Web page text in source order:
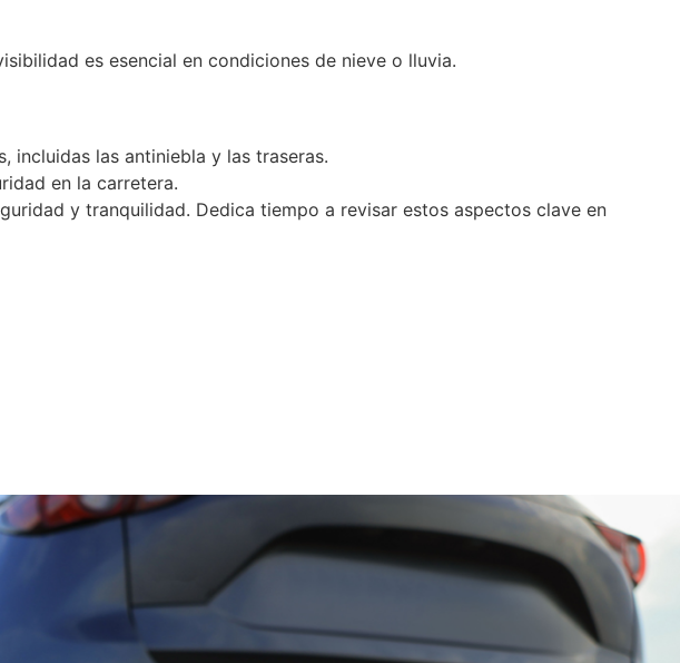
es esencial en condiciones de nieve o lluvia.
incluidas las antiniebla y las traseras.
en la carretera.
y tranquilidad. Dedica tiempo a revisar estos aspectos clave en